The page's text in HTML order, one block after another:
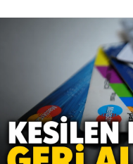
Mektup Galeri
Röportaj
Manşet
Köşe Yazıları